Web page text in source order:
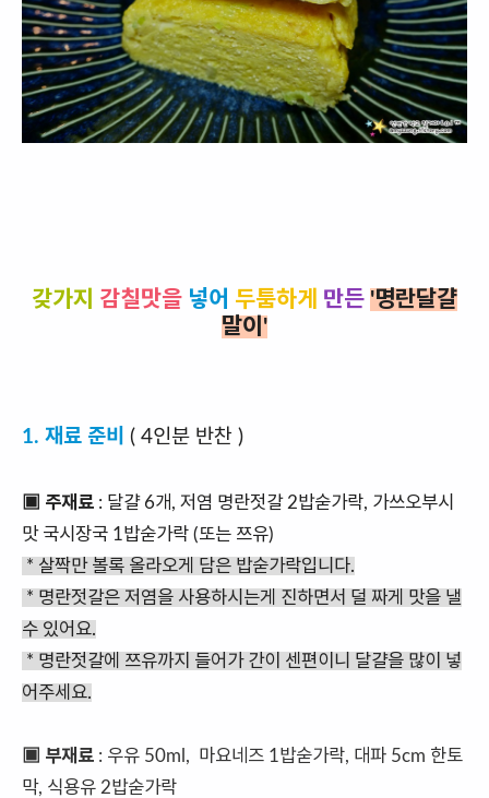
갖가지 감칠맛을 넣어 두툼하게 만든 '명란달걀
말이'
1. 재료 준비 ( 4인분 반찬 )
▣ 주재료 : 달걀 6개, 저염 명란젓갈 2밥숟가락, 가쓰오부시
맛 국시장국 1밥숟가락 (또는 쯔유)
* 살짝만 볼록 올라오게 담은 밥숟가락입니다.
* 명란젓갈은 저염을 사용하시는게 진하면서 덜 짜게 맛을 낼
수 있어요.
* 명란젓갈에 쯔유까지 들어가 간이 센편이니 달걀을 많이 넣
어주세요.
▣ 부재료 : 우유 50ml, 마요네즈 1밥숟가락, 대파 5cm 한토
막, 식용유 2밥숟가락